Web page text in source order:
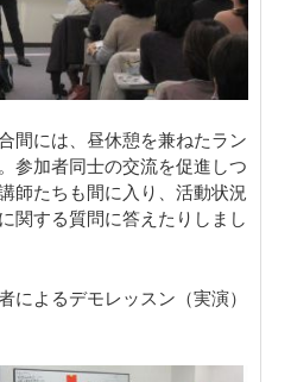
間には、昼休憩を兼ねたラン
参加者同士の交流を促進しつ
師たちも間に入り、活動状況
関する質問に答えたりしまし
によるデモレッスン（実演）